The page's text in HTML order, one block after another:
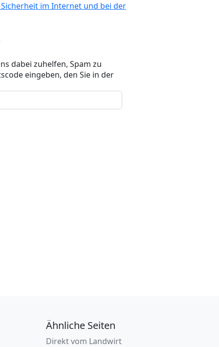
im Internet und bei der
dabei zuhelfen, Spam zu
eingeben, den Sie in der
Ähnliche Seiten
Direkt vom Landwirt